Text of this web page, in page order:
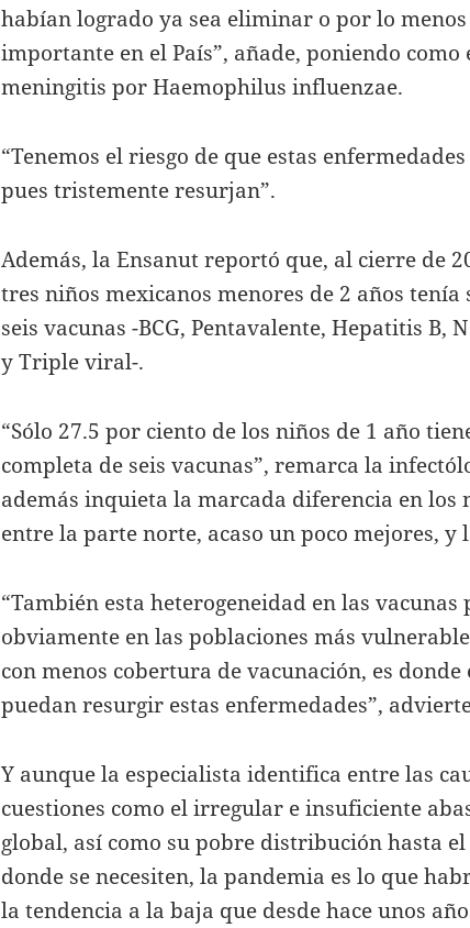
habían logrado ya sea eliminar o por lo
importante en el País”, añade, poniendo
meningitis por Haemophilus influenzae.
“Tenemos el riesgo de que estas
pues tristemente resurjan”.
Además, la Ensanut reportó que, al cierre de
tres niños mexicanos menores de 2 años tenía
seis vacunas -BCG, Pentavalente, Hepatitis B,
y Triple viral-.
“Sólo 27.5 por ciento de los niños de 1 año
completa de seis vacunas”, remarca la
además inquieta la marcada diferencia en los
entre la parte norte, acaso un poco mejores, y
“También esta heterogeneidad en las
obviamente en las poblaciones más
con menos cobertura de vacunación, es
puedan resurgir estas enfermedades”,
Y aunque la especialista identifica entre las
cuestiones como el irregular e insuficiente
global, así como su pobre distribución hasta
donde se necesiten, la pandemia es lo que
la tendencia a la baja que desde hace unos